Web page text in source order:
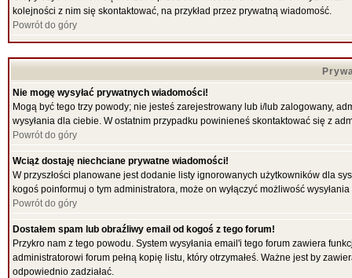
kolejności z nim się skontaktować, na przykład przez prywatną wiadomość.
Powrót do góry
Nie mogę wysyłać prywatnych wiadomości!
Mogą być tego trzy powody; nie jesteś zarejestrowany lub i/lub zalogowany,
wysyłania dla ciebie. W ostatnim przypadku powinieneś skontaktować się z
Powrót do góry
Wciąż dostaję niechciane prywatne wiadomości!
W przyszłości planowane jest dodanie listy ignorowanych użytkowników dla
kogoś poinformuj o tym administratora, może on wyłączyć możliwość
Powrót do góry
Dostałem spam lub obraźliwy email od kogoś z tego forum!
Przykro nam z tego powodu. System wysyłania email'i tego forum zawiera
administratorowi forum pełną kopię listu, który otrzymałeś. Ważne jest by
odpowiednio zadziałać.